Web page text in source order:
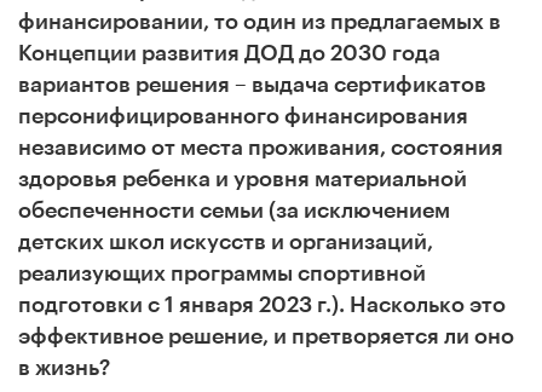
финансировании, то один из предлагаемых в
Концепции развития ДОД до 2030 года
вариантов решения – выдача сертификатов
персонифицированного финансирования
независимо от места проживания, состояния
здоровья ребенка и уровня материальной
обеспеченности семьи (за исключением
детских школ искусств и организаций,
реализующих программы спортивной
подготовки с 1 января 2023 г.). Насколько это
эффективное решение, и претворяется ли оно
в жизнь?